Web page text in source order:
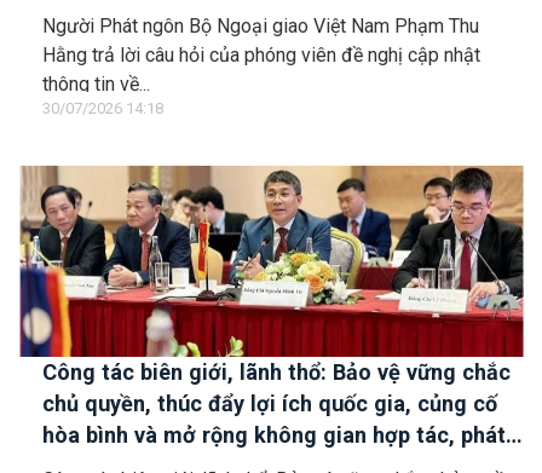
kiếm, cứu hộ các thuyền viên Việt Nam trên tàu
Khôi Nguyên 18
Người Phát ngôn Bộ Ngoại giao Việt Nam Phạm Thu
Hằng trả lời câu hỏi của phóng viên đề nghị cập nhật
thông tin về...
30/07/2026 14:18
Công tác biên giới, lãnh thổ: Bảo vệ vững chắc
chủ quyền, thúc đẩy lợi ích quốc gia, củng cố
hòa bình và mở rộng không gian hợp tác, phát
triển